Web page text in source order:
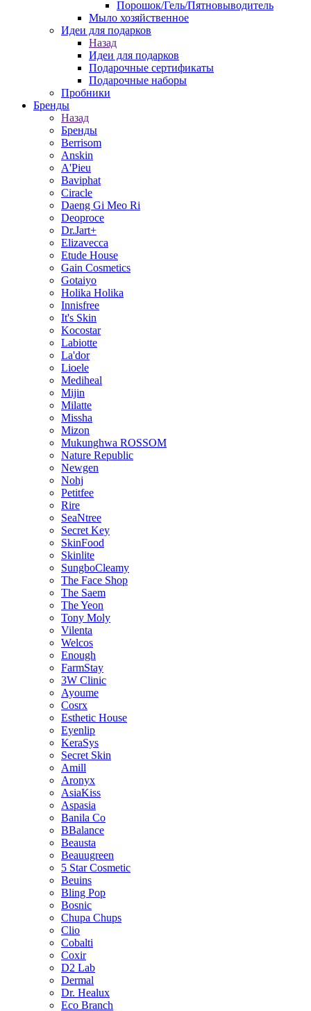
Порошок/Гель/Пятновыводитель
Мыло хозяйственное
Идеи для подарков
Назад
Идеи для подарков
Подарочные сертификаты
Подарочные наборы
Пробники
Бренды
Назад
Бренды
Berrisom
Anskin
A'Pieu
Baviphat
Ciracle
Daeng Gi Meo Ri
Deoproce
Dr.Jart+
Elizavecca
Etude House
Gain Cosmetics
Gotaiyo
Holika Holika
Innisfree
It's Skin
Kocostar
Labiotte
La'dor
Lioele
Mediheal
Mijin
Milatte
Missha
Mizon
Mukunghwa ROSSOM
Nature Republic
Newgen
Nohj
Petitfee
Rire
SeaNtree
Secret Key
SkinFood
Skinlite
SungboCleamy
The Face Shop
The Saem
The Yeon
Tony Moly
Vilenta
Welcos
Enough
FarmStay
3W Clinic
Ayoume
Cosrx
Esthetic House
Eyenlip
KeraSys
Secret Skin
Amill
Aronyx
AsiaKiss
Aspasia
Banila Co
BBalance
Beausta
Beauugreen
5 Star Cosmetic
Beuins
Bling Pop
Bosnic
Chupa Chups
Clio
Cobalti
Coxir
D2 Lab
Dermal
Dr. Healux
Eco Branch